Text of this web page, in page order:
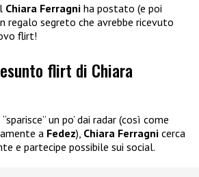
Chiara Ferragni ha postato (e poi
regalo segreto che avrebbe ricevuto
flirt!
flirt di Chiara
un po’ dai radar (così come
a Fedez), Chiara Ferragni cerca
e partecipe possibile sui social.